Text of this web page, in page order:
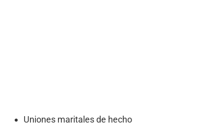
Uniones maritales de hecho